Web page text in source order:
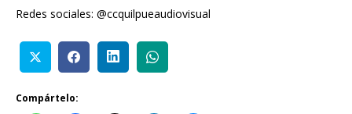
Redes sociales: @ccquilpueaudiovisual
Compártelo: